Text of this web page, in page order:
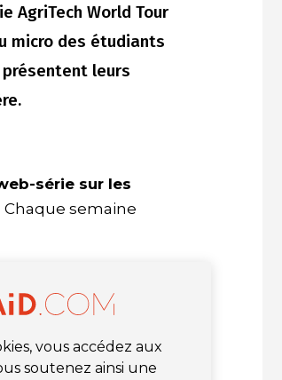
AgriTech World Tour
micro des étudiants
leurs
série sur les
. Chaque semaine
vous accédez aux
soutenez ainsi une